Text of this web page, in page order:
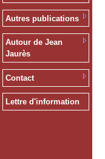
Autres publications
Autour de Jean
Jaurès
Contact
Lettre d'information